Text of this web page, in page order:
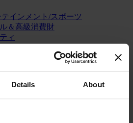
Details About
インメント/スポーツ
＆高級消費財
ィ